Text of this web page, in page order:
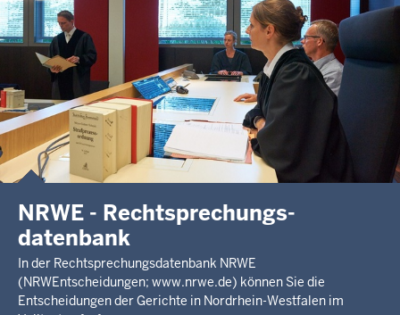
NRWE - Rechtsprechungs­
datenbank
In der Rechtsprechungsdatenbank NRWE
(NRWEntscheidungen; www.nrwe.de) können Sie die
Entscheidungen der Gerichte in Nordrhein-Westfalen im